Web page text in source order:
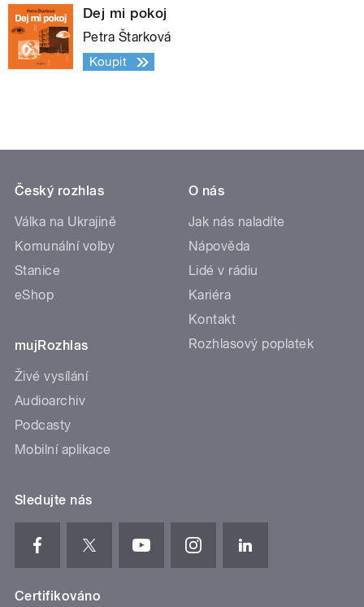
Dej mi pokoj
Petra Štarková
Koupit
Český rozhlas
Válka na Ukrajině
Komunální volby
Stanice
eShop
mujRozhlas
Živé vysílání
Audioarchiv
Podcasty
Mobilní aplikace
O nás
Jak nás naladíte
Nápověda
Lidé v rádiu
Kariéra
Kontakt
Rozhlasový poplatek
Sledujte nás
Certifikováno